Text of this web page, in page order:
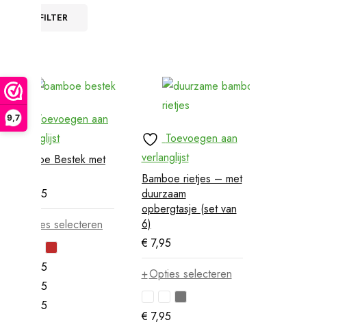
9,7
FILTER
Toevoegen aan
verlanglijst
Bamboe Bestek met
11,95
Opties selecteren
11,95
11,95
11,95
Toevoegen aan
verlanglijst
Bamboe rietjes – met
duurzaam
opbergtasje (set van
6)
€ 7,95
Opties selecteren
€ 7,95